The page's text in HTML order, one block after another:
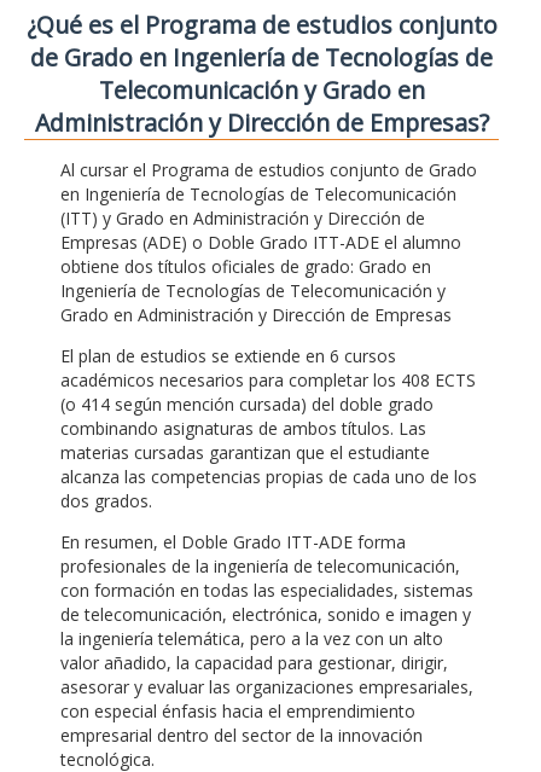
¿Qué es el Programa de estudios conjunto
de Grado en Ingeniería de Tecnologías de
Telecomunicación y Grado en
Administración y Dirección de Empresas?
Al cursar el Programa de estudios conjunto de Grado
en Ingeniería de Tecnologías de Telecomunicación
(ITT) y Grado en Administración y Dirección de
Empresas (ADE) o Doble Grado ITT-ADE el alumno
obtiene dos títulos oficiales de grado: Grado en
Ingeniería de Tecnologías de Telecomunicación y
Grado en Administración y Dirección de Empresas
El plan de estudios se extiende en 6 cursos
académicos necesarios para completar los 408 ECTS
(o 414 según mención cursada) del doble grado
combinando asignaturas de ambos títulos. Las
materias cursadas garantizan que el estudiante
alcanza las competencias propias de cada uno de los
dos grados.
En resumen, el Doble Grado ITT-ADE forma
profesionales de la ingeniería de telecomunicación,
con formación en todas las especialidades, sistemas
de telecomunicación, electrónica, sonido e imagen y
la ingeniería telemática, pero a la vez con un alto
valor añadido, la capacidad para gestionar, dirigir,
asesorar y evaluar las organizaciones empresariales,
con especial énfasis hacia el emprendimiento
empresarial dentro del sector de la innovación
tecnológica.